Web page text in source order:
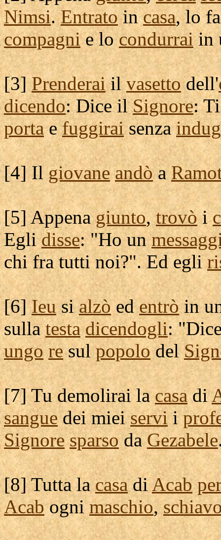
Nimsi.Entratoincasa, lo
compagnie locondurraiin
[3]Prenderaiilvasettodell'
dicendo: Dice ilSignore:
portaefuggiraisenza
[4] Ilgiovane andòa
[5] Appenagiunto,trovòi
Eglidisse: "Ho un
chi fra tutti noi?". Ed egli
[6]Ieusialzòedentròin
sullatesta dicendogli:
ungo resulpopolodel
[7] Tudemolirailacasadi
sanguedei mieiservii
Signore sparsodaGezabele
[8] Tutta lacasadiAcab
Acabognimaschio,